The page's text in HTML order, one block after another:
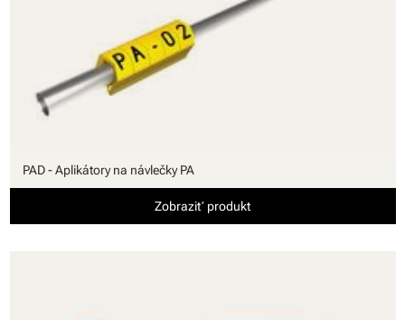
PAD - Aplikátory na návlečky PA
Zobraziť produkt